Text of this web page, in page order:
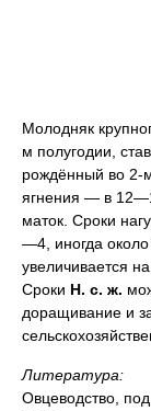
Молодняк
м полугодии,
рождённый во 2-
ягнения — в
маток. Сроки
—4, иногда
увеличивается
Сроки Н. с. ж.
доращивание и
Литература:
Овцеводство,